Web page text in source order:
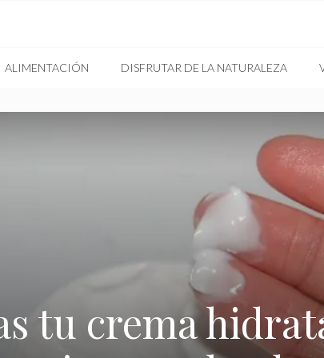
ALIMENTACIÓN DISFRUTAR DE LA NATURALEZA
tu crema